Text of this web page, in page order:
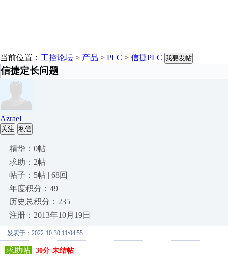
当前位置： 工控论坛 > 产品 > PLC > 信捷PLC 我要发帖
信捷定长问题
AzraeI
关注 私信
精华：0帖
求助：2帖
帖子：5帖 | 68回
年度积分：49
历史总积分：235
注册：2013年10月19日
发表于：2022-10-30 11:04:55
求助帖 30分-未结帖